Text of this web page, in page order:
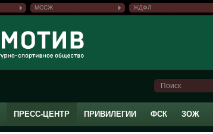
МССЖ ЖДФЛ
ПРЕСС-ЦЕНТР ПРИВИЛЕГИИ ФСК ЗОЖ